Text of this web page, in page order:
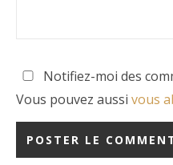
Notifiez-moi des
Vous pouvez aussi vous